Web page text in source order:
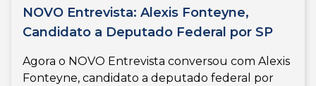
NOVO Entrevista: Alexis Fonteyne,
Candidato a Deputado Federal por SP
Agora o NOVO Entrevista conversou com Alexis
Fonteyne, candidato a deputado federal por